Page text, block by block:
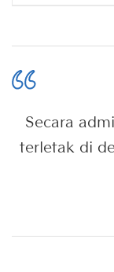
Secara
terletak di